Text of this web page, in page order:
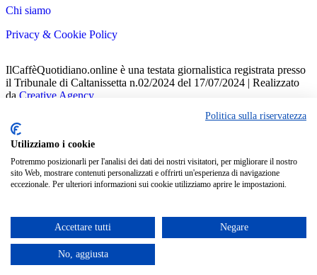
Chi siamo
Privacy & Cookie Policy
IlCaffèQuotidiano.online è una testata giornalistica registrata presso
il Tribunale di Caltanissetta n.02/2024 del 17/07/2024 | Realizzato
da Creative Agency
Sign in to your account
Nome utente o indirizzo email
Ricordami
Politica sulla riservatezza
Utilizziamo i cookie
Potremmo posizionarli per l'analisi dei dati dei nostri visitatori, per migliorare il nostro
sito Web, mostrare contenuti personalizzati e offrirti un'esperienza di navigazione
eccezionale. Per ulteriori informazioni sui cookie utilizziamo aprire le impostazioni.
Accettare tutti Negare
No, aggiusta